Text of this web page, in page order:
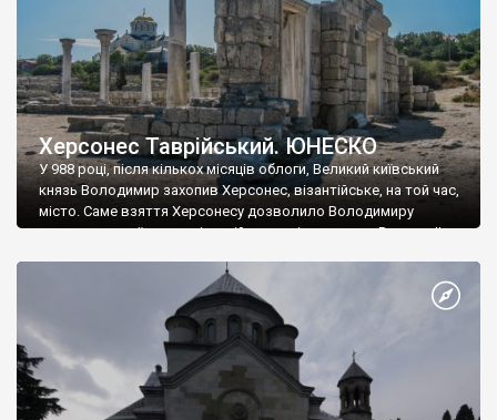
Херсонес Таврійський. ЮНЕСКО
У 988 році, після кількох місяців облоги, Великий київський
князь Володимир захопив Херсонес, візантійське, на той час,
місто. Саме взяття Херсонесу дозволило Володимиру
диктувати свої умови візантійському імператору Василю ІІ, та
Херсонесі Володимир-язичник, став Василем-християнином.
А потім було Хрещення Русі. На честь Херсонесу Таврійського